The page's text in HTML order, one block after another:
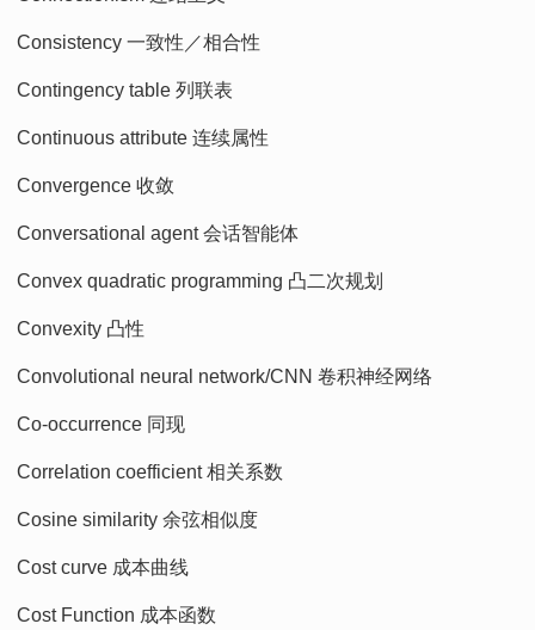
Consistency 一致性／相合性
Contingency table 列联表
Continuous attribute 连续属性
Convergence 收敛
Conversational agent 会话智能体
Convex quadratic programming 凸二次规划
Convexity 凸性
Convolutional neural network/CNN 卷积神经网络
Co-occurrence 同现
Correlation coefficient 相关系数
Cosine similarity 余弦相似度
Cost curve 成本曲线
Cost Function 成本函数